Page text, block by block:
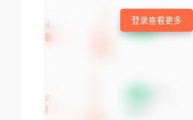
登录查看更多